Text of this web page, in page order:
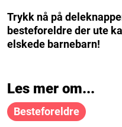
Trykk nå på
besteforeldre der ute
elskede barnebarn!
Les mer om...
Besteforeldre